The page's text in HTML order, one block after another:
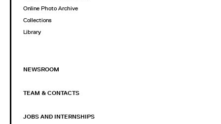
Online Photo Archive
Collections
Library
NEWSROOM
TEAM & CONTACTS
JOBS AND INTERNSHIPS